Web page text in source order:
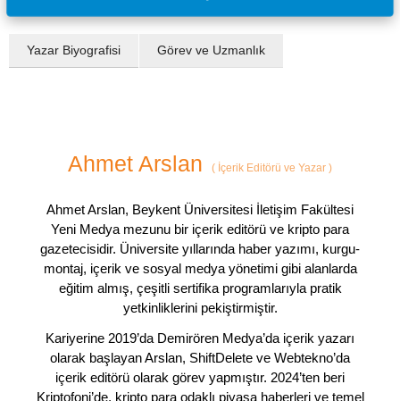
Yazar Biyografisi Görev ve Uzmanlık
Ahmet Arslan ( İçerik Editörü ve Yazar )
Ahmet Arslan, Beykent Üniversitesi İletişim Fakültesi
Yeni Medya mezunu bir içerik editörü ve kripto para
gazetecisidir. Üniversite yıllarında haber yazımı, kurgu-
montaj, içerik ve sosyal medya yönetimi gibi alanlarda
eğitim almış, çeşitli sertifika programlarıyla pratik
yetkinliklerini pekiştirmiştir.
Kariyerine 2019’da Demirören Medya’da içerik yazarı
olarak başlayan Arslan, ShiftDelete ve Webtekno’da
içerik editörü olarak görev yapmıştır. 2024’ten beri
Kriptofoni’de, kripto para odaklı piyasa haberleri ve temel